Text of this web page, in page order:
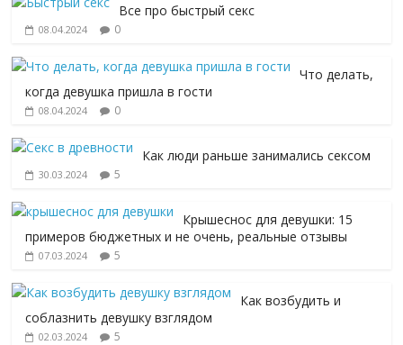
Все про быстрый секс
08.04.2024 0
Что делать,
когда девушка пришла в гости
08.04.2024 0
Как люди раньше занимались сексом
30.03.2024 5
Крышеснос для девушки: 15
примеров бюджетных и не очень, реальные отзывы
07.03.2024 5
Как возбудить и
соблазнить девушку взглядом
02.03.2024 5